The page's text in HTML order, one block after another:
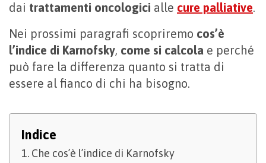
dai trattamenti oncologici alle cure palliative.
Nei prossimi paragrafi scopriremo cos’è
l’indice di Karnofsky, come si calcola e perché
può fare la differenza quanto si tratta di
essere al fianco di chi ha bisogno.
Indice
Che cos’è l’indice di Karnofsky